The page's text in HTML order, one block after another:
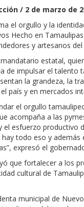
/ 2 de marzo de
el orgullo y la
Hecho en
y artesanos
estatal,
de impulsar el talento
la grandeza, la
país y en mercados
el orgullo
acompaña a las
el esfuerzo productivo
todo eso y
expresó el
que fortalecer a los
cultural de
municipal de